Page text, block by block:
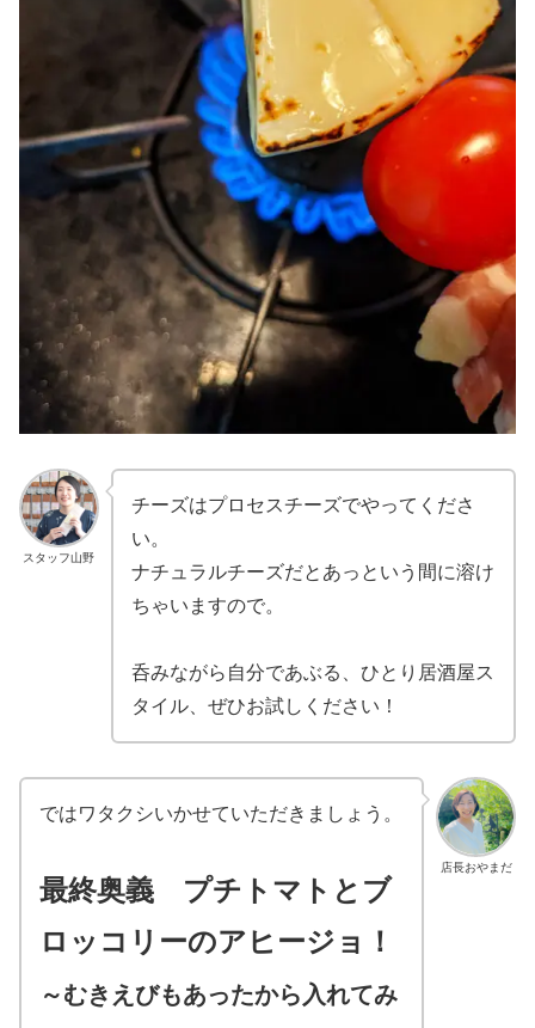
スタッフ山野
チーズはプロセスチーズでやってくださ
い。
ナチュラルチーズだとあっという間に溶け
ちゃいますので。
呑みながら自分であぶる、ひとり居酒屋ス
タイル、ぜひお試しください！
店長おやまだ
ではワタクシいかせていただきましょう。
最終奥義 プチトマトとブ
ロッコリーのアヒージョ！
～むきえびもあったから入れてみ